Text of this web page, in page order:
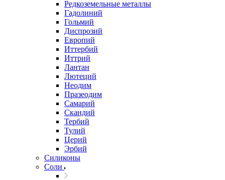
Редкоземельные металлы
Гадолиний
Гольмий
Диспрозий
Европий
Иттербий
Иттрий
Лантан
Лютеций
Неодим
Празеодим
Самарий
Скандий
Тербий
Тулий
Церий
Эрбий
Силиконы
Соли